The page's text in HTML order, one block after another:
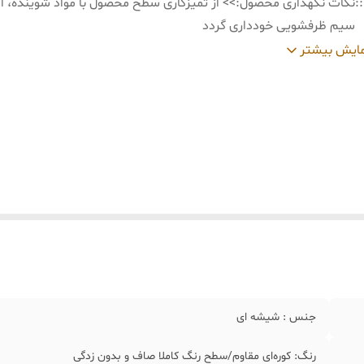
سیم ظرفشویی خودداری گردد
:برای آسیب نرسیدن به رنگ محصول، برای تمیزکردن سطح بیرونی از
بیشتر
جنس : شیشه ای
رنگ: کوره‌ای مقاوم/سطح رنگ کاملا صاف و بدون زدگی